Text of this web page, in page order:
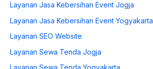
Layanan Jasa Kebersihan Event Jogja
Layanan Jasa Kebersihan Event Yogyakarta
Layanan SEO Website
Layanan Sewa Tenda Jogja